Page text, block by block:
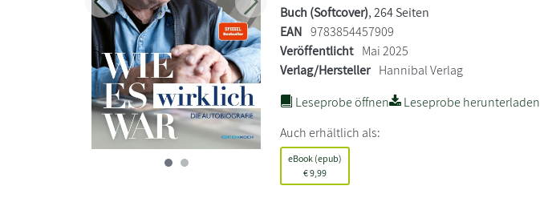
Zurück WeiterBuch (Softcover), 264 Seiten
EAN 9783854457909
Veröffentlicht Mai 2025
Verlag/Hersteller Hannibal Verlag
Leseprobe öffnen
Leseprobe herunterladen
Auch erhältlich als:
eBook (epub)
€9,99